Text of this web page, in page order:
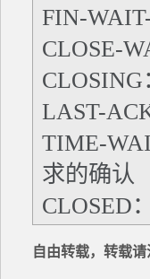
FIN-
CLOSE-
LAST-
TIME-
求的确认
CLOSED
自由转载，转载请